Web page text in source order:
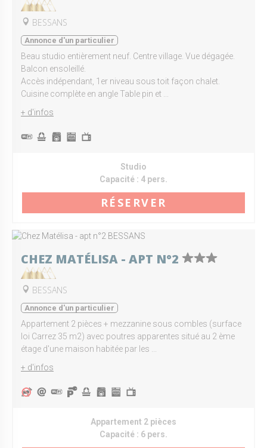
BESSANS
Annonce d'un particulier
Beau studio entièrement neuf. Centre village. Vue dégagée.
Balcon ensoleillé.
Accès indépendant, 1er niveau sous toit façon chalet.
Cuisine complète en angle Table pin et ...
+ d'infos
Studio
Capacité : 4 pers.
RÉSERVER
CHEZ MATÉLISA - APT N°2
BESSANS
Annonce d'un particulier
Appartement 2 pièces + mezzanine sous combles (surface
loi Carrez 35 m2) avec poutres apparentes situé au 2 ème
étage d'une maison habitée par les ...
+ d'infos
Appartement 2 pièces
Capacité : 6 pers.